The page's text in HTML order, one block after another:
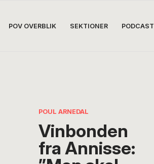
POV OVERBLIK SEKTIONER PODCAST
POUL ARNEDAL
Vinbonden
fra Annisse: